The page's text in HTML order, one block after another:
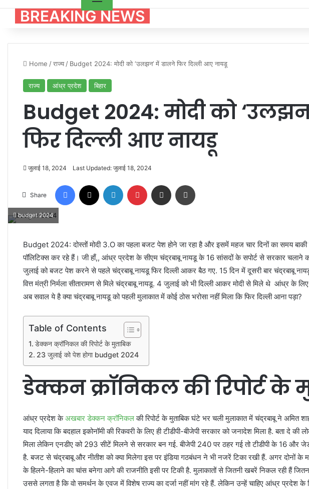
BREAKING NEWS
Home /राज्य / Budget 2024: मोदी को ‘उलझन’ में डालने फिर दिल्ली आए नायडू
राज्य आंध्र प्रदेश बिहार
Budget 2024: मोदी को
फिर दिल्ली आए नायडू
जुलाई 18, 2024 Last Updated: जुलाई 18, 2024
Share
Facebook LinkedIn Pinterest Share via Email
budget 2024
Budget 2024: दोस्तों मोदी 3.O का पहला बजट पेश होने जा रहा है और इसमें महज चार दिनों का समय
पॉलिटिक्स कर रहे हैं। जी हाँ,, आंध्र प्रदेश के सीएम चंद्रबाबू नायडू के 16 सांसदों के सपोर्ट से सरकार चलाने
जुलाई को बजट पेश करने से पहले चंद्रबाबू नायडू फिर दिल्ली आकर बैठ गए. 15 दिन में दूसरी बार चंद्रबाबू
वित्त मंत्री निर्मला सीतारामण से मिले चंद्रबाबू नायडू. 4 जुलाई को भी दिल्ली आकर मोदी से मिले थे आंध्र के
अब सवाल ये है क्या चंद्रबाबू नायडू को पहली मुलाकात में कोई ठोस भरोसा नहीं मिला कि फिर दिल्ली आना पड़ा?
Table of Contents
डेक्कन क्रॉनिकल की रिपोर्ट के मुताबिक
23 जुलाई को पेश होगा budget 2024
डेक्कन क्रॉनिकल की रिपोर्ट के
आंध्र प्रदेश केअखबार डेक्कन क्रॉनिकलकी रिपोर्ट के मुताबिक घंटे भर चली मुलाकात में चंद्रबाबू ने अमित
याद दिलाया कि बदहाल इकोनॉमी की रिकवरी के लिए ही टीडीपी-बीजेपी सरकार को जनादेश मिला है. बता दे
मिला लेकिन एनडीए को 293 सीटें मिलने से सरकार बन गई. बीजेपी 240 पर ठहर गई तो टीडीपी के 16 और
है. बजट से चंद्रबाबू और नीतीश को क्या मिलेगा इस पर इंडिया गठबंधन ने भी नजरें टिका रखी हैं. अगर दोनों के
के हिलने-हिलाने का चांस बनेगा आगे की राजनीति इसी पर टिकी है. मुलाकातों से जितनी खबरें निकल रही हैं
उससे लगता है कि वो समर्थन के एवज में विशेष राज्य का दर्जा नहीं मांग रहे हैं. लेकिन उन्हें चाहिए आंध्र प्रदेश